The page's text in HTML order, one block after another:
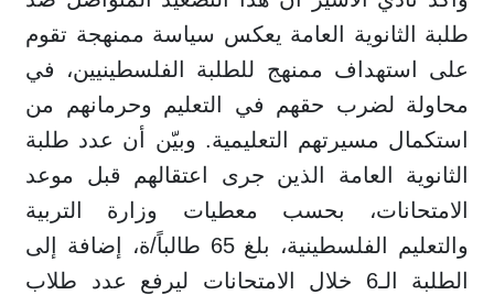
طلبة الثانوية العامة يعكس سياسة ممنهجة تقوم
على استهداف ممنهج للطلبة الفلسطينيين، في
محاولة لضرب حقهم في التعليم وحرمانهم من
استكمال مسيرتهم التعليمية. وبيّن أن عدد طلبة
الثانوية العامة الذين جرى اعتقالهم قبل موعد
الامتحانات، بحسب معطيات وزارة التربية
والتعليم الفلسطينية، بلغ 65 طالباً/ة، إضافة إلى
الطلبة الـ6 خلال الامتحانات ليرفع عدد طلاب